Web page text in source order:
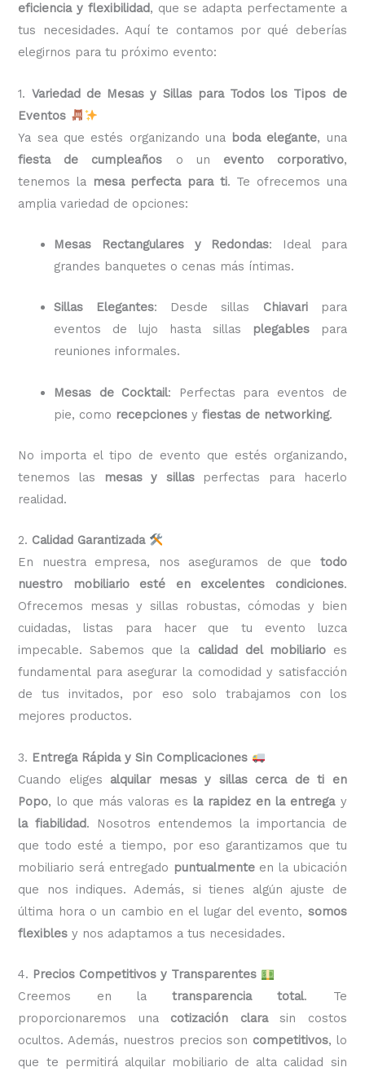
eficiencia y flexibilidad, que se adapta perfectamente a
tus necesidades. Aquí te contamos por qué deberías
elegirnos para tu próximo evento:
1. Variedad de Mesas y Sillas para Todos los Tipos de
Eventos
Ya sea que estés organizando una boda elegante, una
fiesta de cumpleaños o un evento corporativo,
tenemos la mesa perfecta para ti. Te ofrecemos una
amplia variedad de opciones:
Mesas Rectangulares y Redondas: Ideal para
grandes banquetes o cenas más íntimas.
Sillas Elegantes: Desde sillas Chiavaripara
eventos de lujo hasta sillas
plegablespara
reuniones informales.
Mesas de Cocktail: Perfectas para eventos de
pie, como recepciones yfiestas de networking.
No importa el tipo de evento que estés organizando,
tenemos las
mesas y sillasperfectas para hacerlo
realidad.
2. Calidad Garantizada
En nuestra empresa, nos aseguramos de que todo
nuestro mobiliario esté en excelentes condiciones.
Ofrecemos mesas y sillas robustas, cómodas y bien
cuidadas, listas para hacer que tu evento luzca
impecable. Sabemos que la calidad del mobiliarioes
fundamental para asegurar la comodidad y satisfacción
de tus invitados, por eso solo trabajamos con los
mejores productos.
3. Entrega Rápida y Sin Complicaciones
Cuando eliges alquilar mesas y sillas cerca de ti en
Popo, lo que más valoras es la rapidez en la entregay
la fiabilidad. Nosotros entendemos la importancia de
que todo esté a tiempo, por eso garantizamos que tu
mobiliario será entregado puntualmenteen la ubicación
que nos indiques. Además, si tienes algún ajuste de
última hora o un cambio en el lugar del evento, somos
flexibles y nos adaptamos a tus necesidades.
4. Precios Competitivos y Transparentes
Creemos en latransparencia total. Te
proporcionaremos una cotización clarasin costos
ocultos. Además, nuestros precios son competitivos, lo
que te permitirá alquilar mobiliario de alta calidad sin